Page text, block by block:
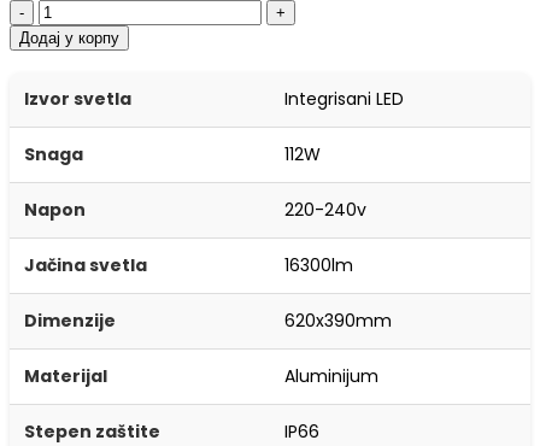
-
+
Додај у корпу
Izvor svetla Integrisani LED
Snaga 112W
Napon 220-240v
Jačina svetla 16300lm
Dimenzije 620x390mm
Materijal Aluminijum
Stepen zaštite IP66